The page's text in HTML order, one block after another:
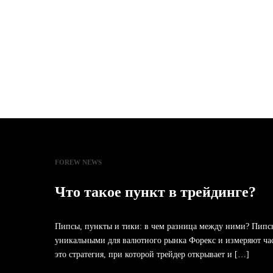
FOREW NEWS
Что такое пункт в трейдинге?
Пипсы, пункты и тики: в чем разница между ними?
уникальными для валютного рынка Форекс и измеряют
это стратегия, при которой трейдер открывает и […]